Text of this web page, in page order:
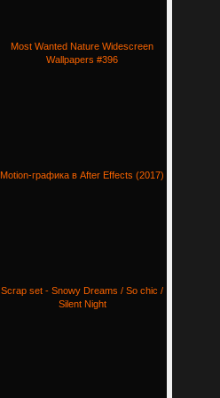
Most Wanted Nature Widescreen
Wallpapers #396
Motion-графика в After Effects (2017)
Scrap set - Snowy Dreams / So chic /
Silent Night